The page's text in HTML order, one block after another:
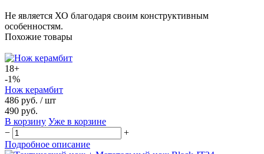
Не является ХО благодаря своим конструктивным
особенностям.
Похожие товары
18+
-1%
Нож керамбит
486 руб. / шт
490 руб.
В корзину Уже в корзине
−
+
Подробное описание